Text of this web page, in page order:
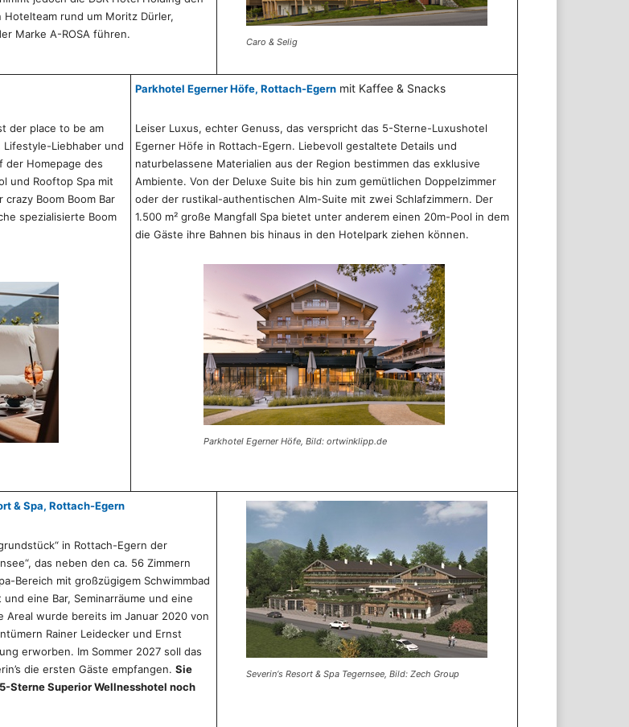
rund um Moritz Dürler,
Marke A-ROSA führen.
Caro & Selig
der place to be am
Lifestyle-Liebhaber und
der Homepage des
und Rooftop Spa mit
Boom Boom Bar
spezialisierte Boom
Parkhotel Egerner Höfe, Rottach-Egernmit Kaffee & Snacks
Leiser Luxus, echter Genuss, das verspricht das 5-Sterne-Luxushotel
Egerner Höfe in Rottach-Egern. Liebevoll gestaltete Details und
naturbelassene Materialien aus der Region bestimmen das exklusive
Ambiente. Von der Deluxe Suite bis hin zum gemütlichen Doppelzimmer
oder der rustikal-authentischen Alm-Suite mit zwei Schlafzimmern. Der
1.500 m² große Mangfall Spa bietet unter anderem einen 20m-Pool in dem
die Gäste ihre Bahnen bis hinaus in den Hotelpark ziehen können.
Parkhotel Egerner Höfe, Bild: ortwinklipp.de
& Spa, Rottach-Egern
in Rottach-Egern der
das neben den ca. 56 Zimmern
Bereich mit großzügigem Schwimmbad
eine Bar, Seminarräume und eine
Areal wurde bereits im Januar 2020 von
Rainer Leidecker und Ernst
erworben. Im Sommer 2027 soll das
die ersten Gäste empfangen. Sie
Sterne Superior Wellnesshotel noch
Severin‘s Resort & Spa Tegernsee, Bild: Zech Group